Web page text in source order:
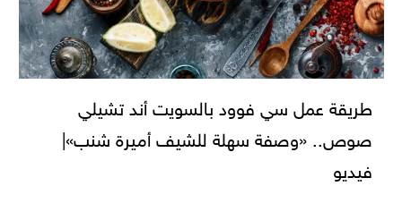
طريقة عمل سي فوود بالسويت أند تشيلي
صوص.. «وصفة سهلة للشيف أميرة شنب»|
فيديو